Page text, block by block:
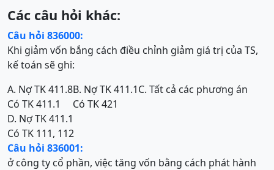
Các câu hỏi khác:
Câu hỏi 836000:
Khi giảm vốn bắng cách điều chỉnh giảm giá trị của TS,
kế toán sẽ ghi:
A. Nợ TK 411.8
Có TK 411.1
B. Nợ TK 411.1
Có TK 421
C. Tất cả các phương án
D. Nợ TK 411.1
Có TK 111, 112
Câu hỏi 836001:
ở công ty cổ phần, việc tăng vốn bằng cách phát hành